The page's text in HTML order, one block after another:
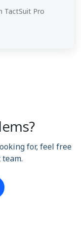
TactSuit Pro
for, feel free